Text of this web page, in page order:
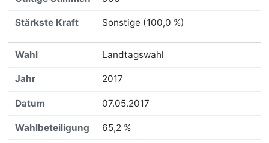
Sonstige (100,0 %)
Landtagswahl
2017
07.05.2017
65,2 %